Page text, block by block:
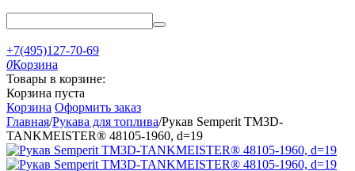
+7(495)127-70-69
0Корзина
Товары в корзине:
Корзина пуста
Корзина Оформить заказ
Главная/Рукава для топлива/Рукав Semperit TM3D-
TANKMEISTER® 48105-1960, d=19